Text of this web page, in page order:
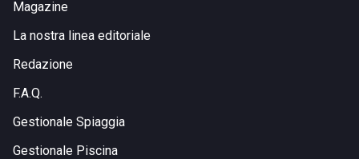
Magazine
La nostra linea editoriale
Redazione
F.A.Q.
Gestionale Spiaggia
Gestionale Piscina